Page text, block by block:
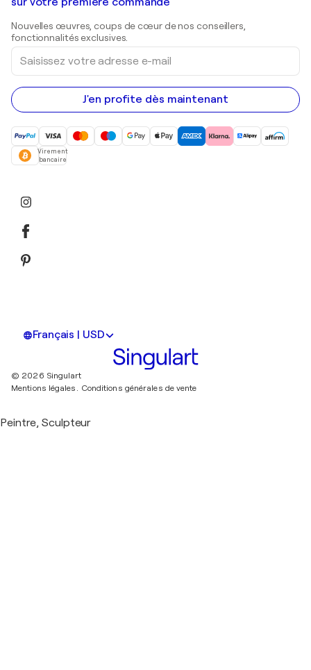
Estampes
Peintures acryliques
Nouvelles œuvres, coups de cœur de nos conseillers,
fonctionnalités exclusives.
Saisissez
votre
adresse
e-
mail
J'en profite dès maintenant
Virement
bancaire
Français | USD
© 2026 Singulart
Mentions légales. Conditions générales de vente
Peintre, Sculpteur